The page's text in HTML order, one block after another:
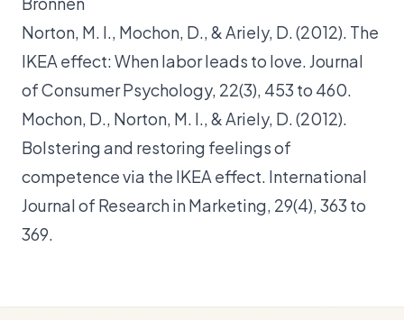
Norton, M. I., Mochon, D., & Ariely, D. (2012). The
IKEA effect: When labor leads to love. Journal
of Consumer Psychology, 22(3), 453 to 460.
Mochon, D., Norton, M. I., & Ariely, D. (2012).
Bolstering and restoring feelings of
competence via the IKEA effect. International
Journal of Research in Marketing, 29(4), 363 to
369.